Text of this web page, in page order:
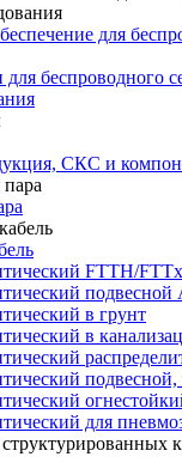
для
беспроводного
СКС и
FTTH/FTTx
подвесной
в грунт
в
для